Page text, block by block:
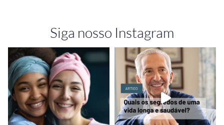
Siga nosso Instagram